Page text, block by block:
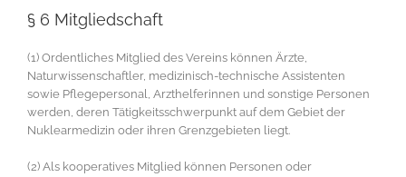
§ 6 Mitgliedschaft
(1) Ordentliches Mitglied des Vereins können Ärzte,
Naturwissenschaftler, medizinisch-technische Assistenten
sowie Pflegepersonal, Arzthelferinnen und sonstige Personen
werden, deren Tätigkeitsschwerpunkt auf dem Gebiet der
Nuklearmedizin oder ihren Grenzgebieten liegt.
(2) Als kooperatives Mitglied können Personen oder